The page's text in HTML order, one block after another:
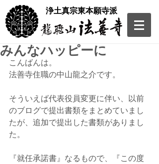
​浄土真宗東本願寺派
みんなハッピーに
こんばんは。
法善寺住職の中山龍之介です。
そういえば代表役員変更に伴い、以前
のブログで提出書類をまとめていまし
たが、追加で提出した書類がありまし
た。
『就任承諾書』なるもので、『この度